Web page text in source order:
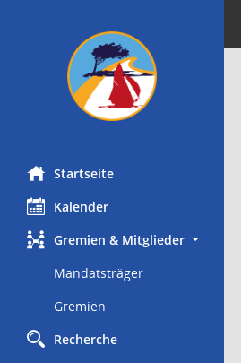
Startseite
Kalender
Gremien & Mitglieder
Mandatsträger
Gremien
Recherche